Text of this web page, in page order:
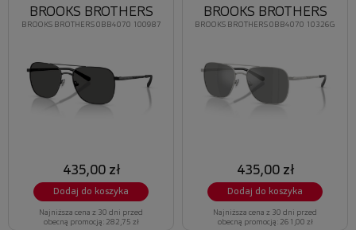
BROOKS BROTHERS 0BB4070 100987
BROOKS BROTHERS
435,00 zł
Dodaj do koszyka
Najniższa cena z 30 dni przed
obecną promocją: 282,75 zł
BROOKS BROTHERS 0BB4070 10326G
BROOKS BROTHERS
435,00 zł
Dodaj do koszyka
Najniższa cena z 30 dni przed
obecną promocją: 261,00 zł